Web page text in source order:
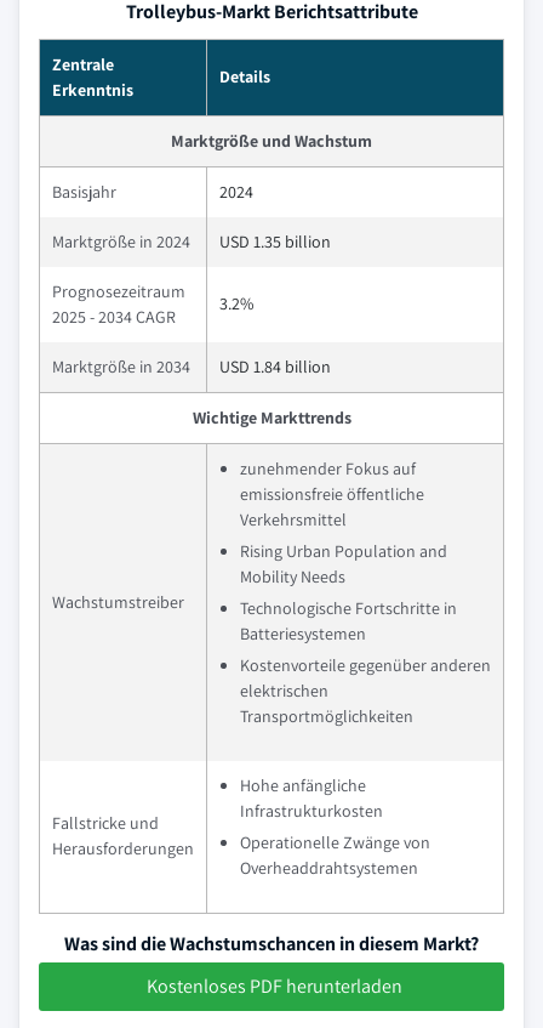
Trolleybus-Markt Berichtsattribute
Zentrale
Erkenntnis
Details
Marktgröße und Wachstum
Basisjahr 2024
Marktgröße in 2024 USD 1.35 billion
Prognosezeitraum
2025 - 2034 CAGR
3.2%
Marktgröße in 2034 USD 1.84 billion
Wichtige Markttrends
Wachstumstreiber
zunehmender Fokus auf
emissionsfreie öffentliche
Verkehrsmittel
Rising Urban Population and
Mobility Needs
Technologische Fortschritte in
Batteriesystemen
Kostenvorteile gegenüber anderen
elektrischen
Transportmöglichkeiten
Fallstricke und
Herausforderungen
Hohe anfängliche
Infrastrukturkosten
Operationelle Zwänge von
Overheaddrahtsystemen
Was sind die Wachstumschancen in diesem Markt?
Kostenloses PDF herunterladen